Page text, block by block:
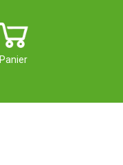
Panier